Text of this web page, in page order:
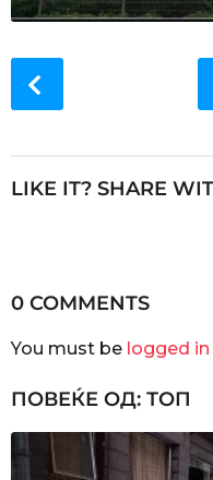
o
P
n
t
i
o
n
LIKE IT? SHARE
0 COMMENTS
You must be logged in
ПОВЕЌЕ ОД: ТОП